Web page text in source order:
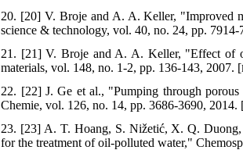
20. [20] V. Broje and A. A. Keller, "Improved
science & technology, vol. 40, no. 24, pp.
21. [21] V. Broje and A. A. Keller, "Effect of
materials, vol. 148, no. 1-2, pp. 136-143, 2007. [
22. [22] J. Ge et al., "Pumping through
Chemie, vol. 126, no. 14, pp. 3686-3690, 2014.
23. [23] A. T. Hoang, S. Nižetić, X. Q. Duong,
for the treatment of oil-polluted water,"